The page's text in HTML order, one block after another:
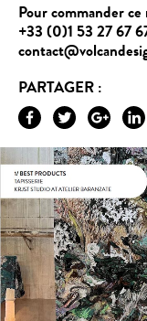
Pour commander
+33 (0)1 53 27 67
PARTAGER :